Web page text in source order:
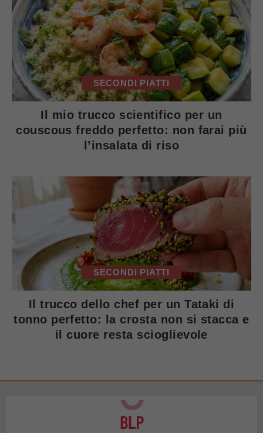
SECONDI PIATTI
Il mio trucco scientifico per un
couscous freddo perfetto: non farai più
l’insalata di riso
SECONDI PIATTI
Il trucco dello chef per un Tataki di
tonno perfetto: la crosta non si stacca e
il cuore resta scioglievole